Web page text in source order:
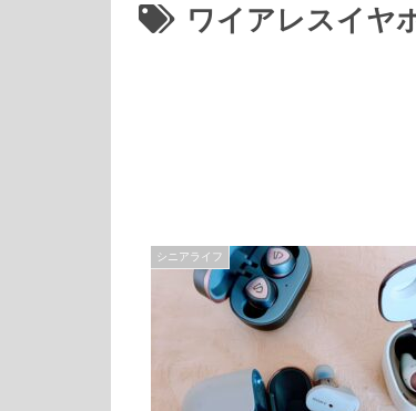
ワイアレスイヤ
シニアライフ